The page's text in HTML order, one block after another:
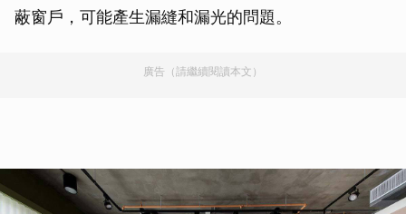
蔽窗戶，可能產生漏縫和漏光的問題。
廣告（請繼續閱讀本文）